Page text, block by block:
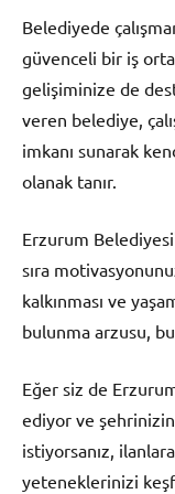
Belediyede
güvenceli bir iş
gelişiminize de
veren belediye,
imkanı sunarak
olanak tanır.
Erzurum
sıra
kalkınması ve
bulunma arzusu,
Eğer siz de
ediyor ve
istiyorsanız,
yeteneklerinizi